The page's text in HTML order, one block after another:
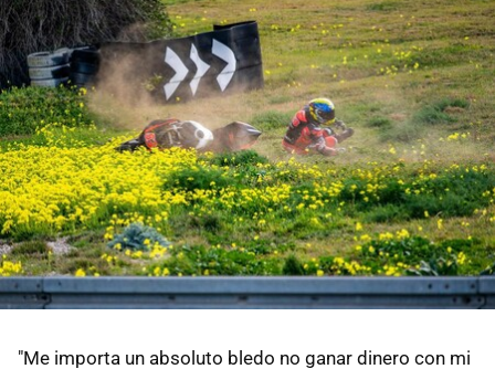
"Me importa un absoluto bledo no ganar dinero con mi